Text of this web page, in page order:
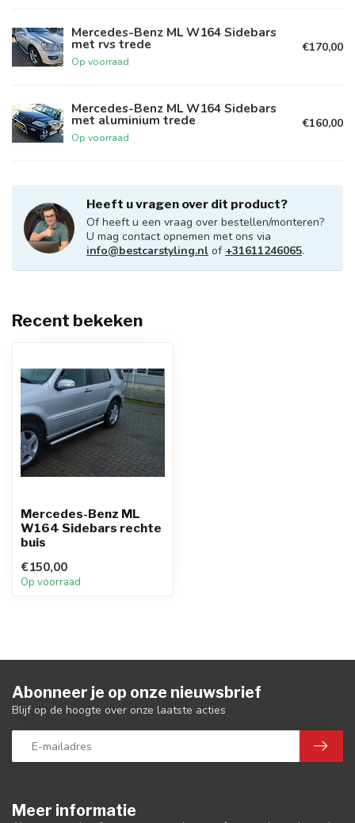
Mercedes-Benz ML W164 Sidebars
met rvs trede
Op voorraad
€170,00
Mercedes-Benz ML W164 Sidebars
met aluminium trede
Op voorraad
€160,00
Heeft u vragen over dit product?
Of heeft u een vraag over bestellen/monteren?
U mag contact opnemen met ons via
info@bestcarstyling.nl of +31611246065.
Recent bekeken
Mercedes-Benz ML
W164 Sidebars rechte
buis
€150,00
Op voorraad
Meer informatie
Abonneer je op onze nieuwsbrief
Blijf op de hoogte over onze laatste acties